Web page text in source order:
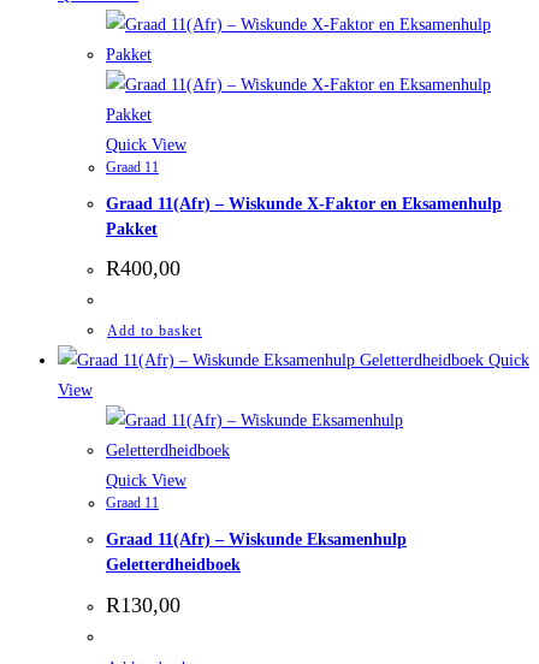
Quick View
Graad 11
Graad 11(Afr) – Wiskunde X-Faktor en Eksamenhulp
Pakket
R400,00
Add to basket
Quick
View
Quick View
Graad 11
Graad 11(Afr) – Wiskunde Eksamenhulp
Geletterdheidboek
R130,00